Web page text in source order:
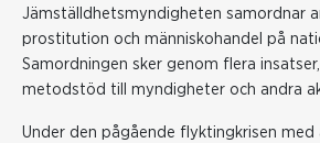
Jämställdhetsmyndigheten samordnar
prostitution och människohandel på
Samordningen sker genom flera
metodstöd till myndigheter och andra
Under den pågående flyktingkrisen med